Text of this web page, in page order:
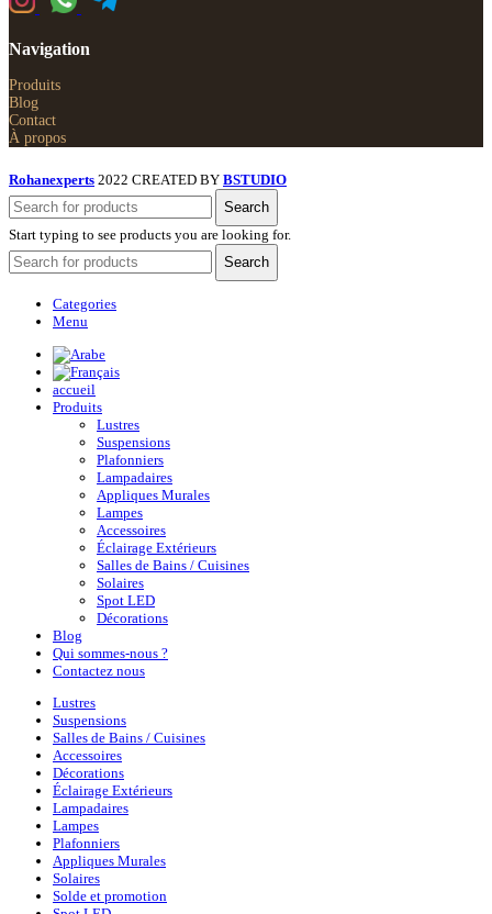
Navigation
Produits
Blog
Contact
À propos
Rohanexperts 2022 CREATED BY BSTUDIO
Search
Start typing to see products you are looking for.
Search
Categories
Menu
accueil
Produits
Lustres
Suspensions
Plafonniers
Lampadaires
Appliques Murales
Lampes
Accessoires
Éclairage Extérieurs
Salles de Bains / Cuisines
Solaires
Spot LED
Décorations
Blog
Qui sommes-nous ?
Contactez nous
Lustres
Suspensions
Salles de Bains / Cuisines
Accessoires
Décorations
Éclairage Extérieurs
Lampadaires
Lampes
Plafonniers
Appliques Murales
Solaires
Solde et promotion